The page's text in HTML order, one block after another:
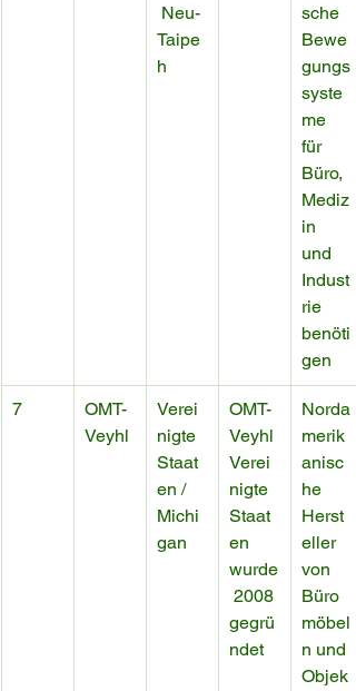
Neu-
Taipe
h
sche
Bewe
gungs
syste
me
für
Büro,
Mediz
in
und
Indust
rie
benöti
gen
7
OMT-
Veyhl
Verei
nigte
Staat
en /
Michi
gan
OMT-
Veyhl
Verei
nigte
Staat
en
wurde
2008
gegrü
ndet
Norda
merik
anisc
he
Herst
eller
von
Büro
möbel
n und
Objek